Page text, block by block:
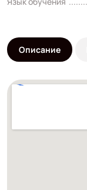
Описание